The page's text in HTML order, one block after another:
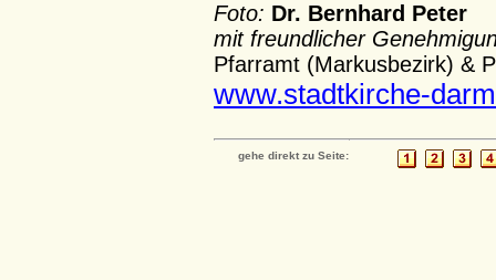
Foto: Dr. Bernhard Peter
mit freundlicher
Pfarramt (Markusbezirk) &
www.stadtkirche-
gehe direkt zu Seite: